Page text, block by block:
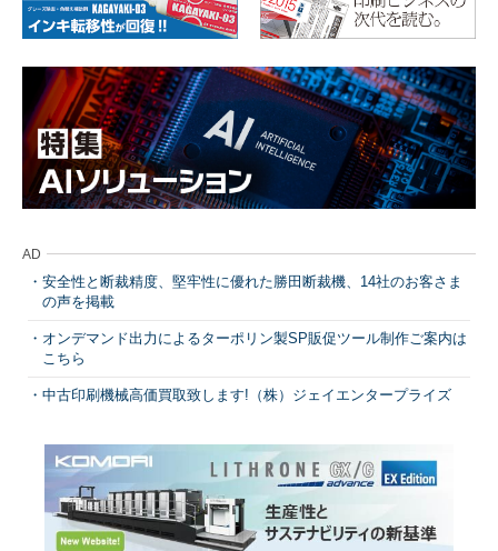
AD
安全性と断裁精度、堅牢性に優れた勝田断裁機、14社のお客さま
の声を掲載
オンデマンド出力によるターポリン製SP販促ツール制作ご案内は
こちら
中古印刷機械高価買取致します!（株）ジェイエンタープライズ